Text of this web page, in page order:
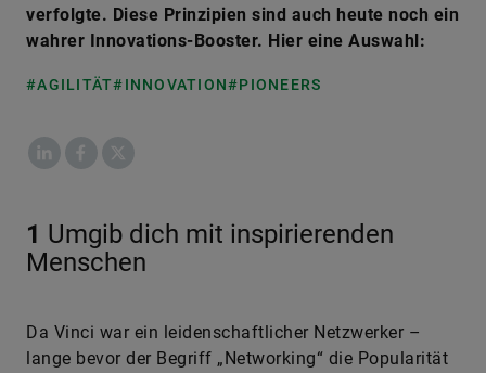
verfolgte. Diese Prinzipien sind auch heute noch ein
wahrer Innovations-Booster. Hier eine Auswahl:
#AGILITÄT#INNOVATION#PIONEERS
LinkedInFacebook
X
1 Umgib dich mit inspirierenden
Menschen
Da Vinci war ein leidenschaftlicher Netzwerker –
lange bevor der Begriff „Networking“ die Popularität